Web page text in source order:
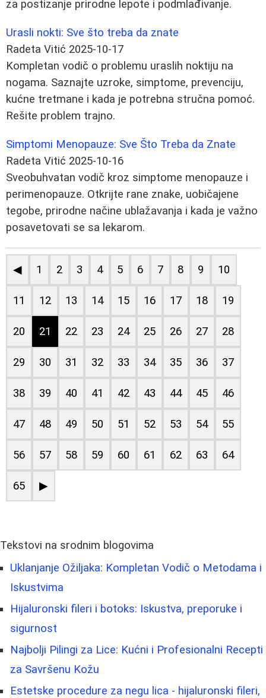
za postizanje prirodne lepote i podmlađivanje.
Urasli nokti: Sve što treba da znate
Radeta Vitić 2025-10-17
Kompletan vodič o problemu uraslih noktiju na
nogama. Saznajte uzroke, simptome, prevenciju,
kućne tretmane i kada je potrebna stručna pomoć.
Rešite problem trajno.
Simptomi Menopauze: Sve Što Treba da Znate
Radeta Vitić 2025-10-16
Sveobuhvatan vodič kroz simptome menopauze i
perimenopauze. Otkrijte rane znake, uobičajene
tegobe, prirodne načine ublažavanja i kada je važno
posavetovati se sa lekarom.
◀ 1 2 3 4 5 6 7 8 9 10
11 12 13 14 15 16 17 18 19
20 21 22 23 24 25 26 27 28
29 30 31 32 33 34 35 36 37
38 39 40 41 42 43 44 45 46
47 48 49 50 51 52 53 54 55
56 57 58 59 60 61 62 63 64
65 ▶
Tekstovi na srodnim blogovima
Uklanjanje Ožiljaka: Kompletan Vodič o Metodama i
Iskustvima
Hijaluronski fileri i botoks: Iskustva, preporuke i
sigurnost
Najbolji Pilingi za Lice: Kućni i Profesionalni Recepti
za Savršenu Kožu
Estetske procedure za negu lica - hijaluronski fileri,